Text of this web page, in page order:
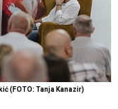
(FOTO: Tanja Kanazir)